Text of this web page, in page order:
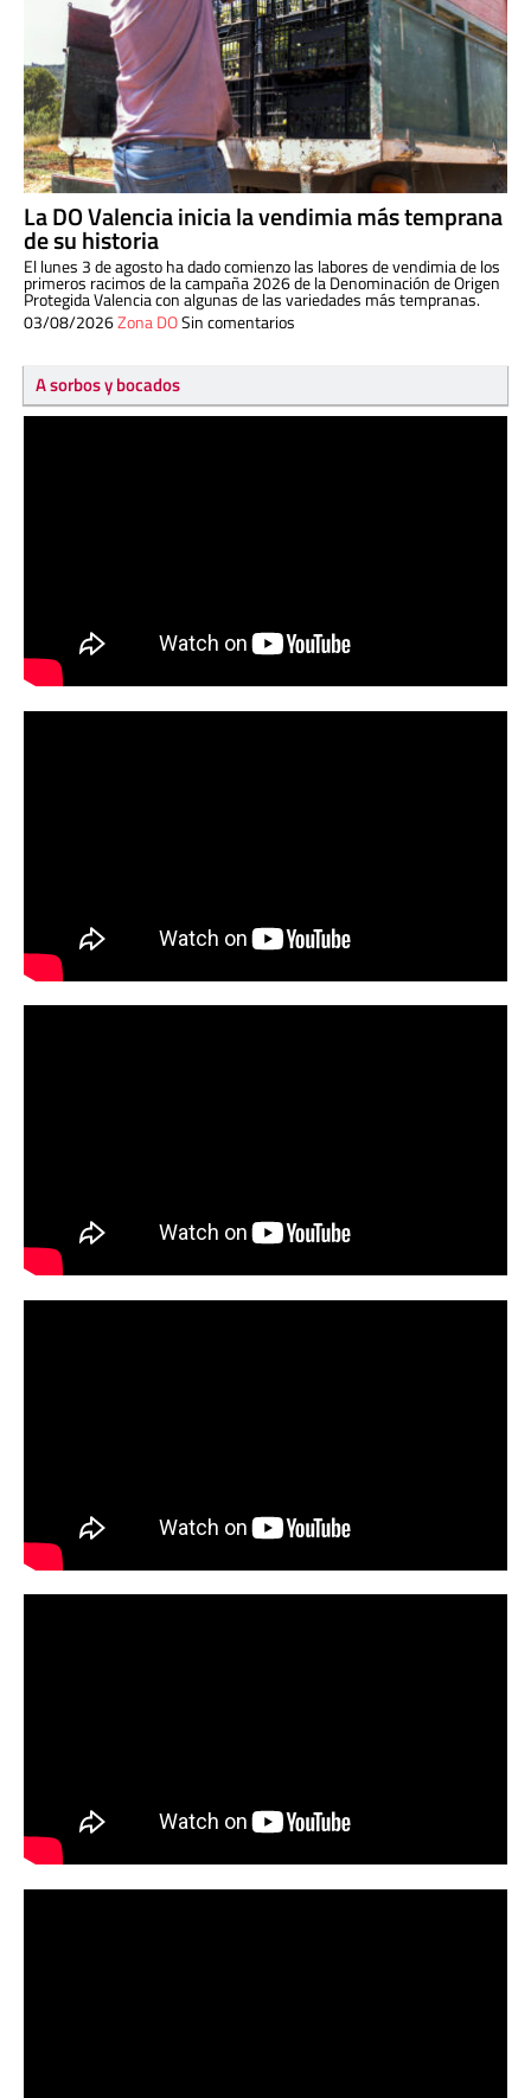
La DO Valencia inicia la vendimia más temprana
de su historia
El lunes 3 de agosto ha dado comienzo las labores de vendimia de los
primeros racimos de la campaña 2026 de la Denominación de Origen
Protegida Valencia con algunas de las variedades más tempranas.
03/08/2026Zona DOSin comentarios
A sorbos y bocados